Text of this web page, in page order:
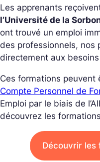
Les apprenants
l’Université de la
ont trouvé un emploi
des professionnels, nos
directement aux
Ces formations peuvent
Compte Personnel de
Emploi par le biais de
découvrez les
Découvrir les